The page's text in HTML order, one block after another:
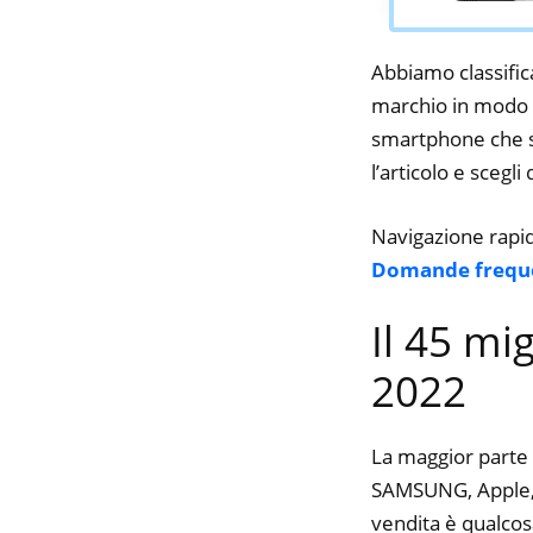
Abbiamo
marchio in
smartphone che
l’articolo e
Navigazione
Domande
Il 45
2022
La maggior
SAMSUNG,
vendita è